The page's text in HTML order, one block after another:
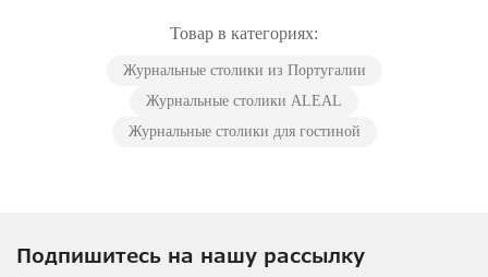
Товар в категориях:
Журнальные столики из Португалии
Журнальные столики ALEAL
Журнальные столики для гостиной
Подпишитесь на нашу рассылку